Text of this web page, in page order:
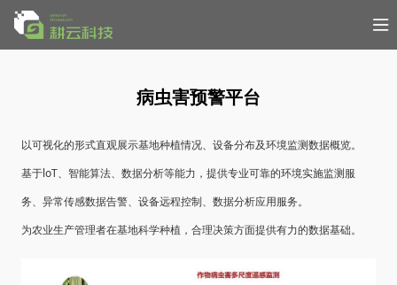
病虫害预警平台
以可视化的形式直观展示基地种植情况、设备分布及环境监测数据概览。
基于loT、智能算法、数据分析等能力，提供专业可靠的环境实施监测服
务、异常传感数据告警、设备远程控制、数据分析应用服务。
为农业生产管理者在基地科学种植，合理决策方面提供有力的数据基础。